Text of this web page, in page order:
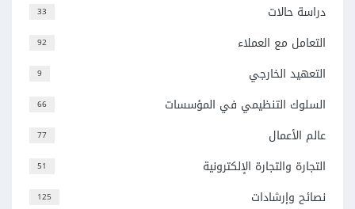
33 دراسة حالات
92 التعامل مع العملاء
9 التعهيد الخارجي
66 السلوك التنظيمي في المؤسسات
77 عالم الأعمال
51 التجارة والتجارة الإلكترونية
125 نصائح وإرشادات